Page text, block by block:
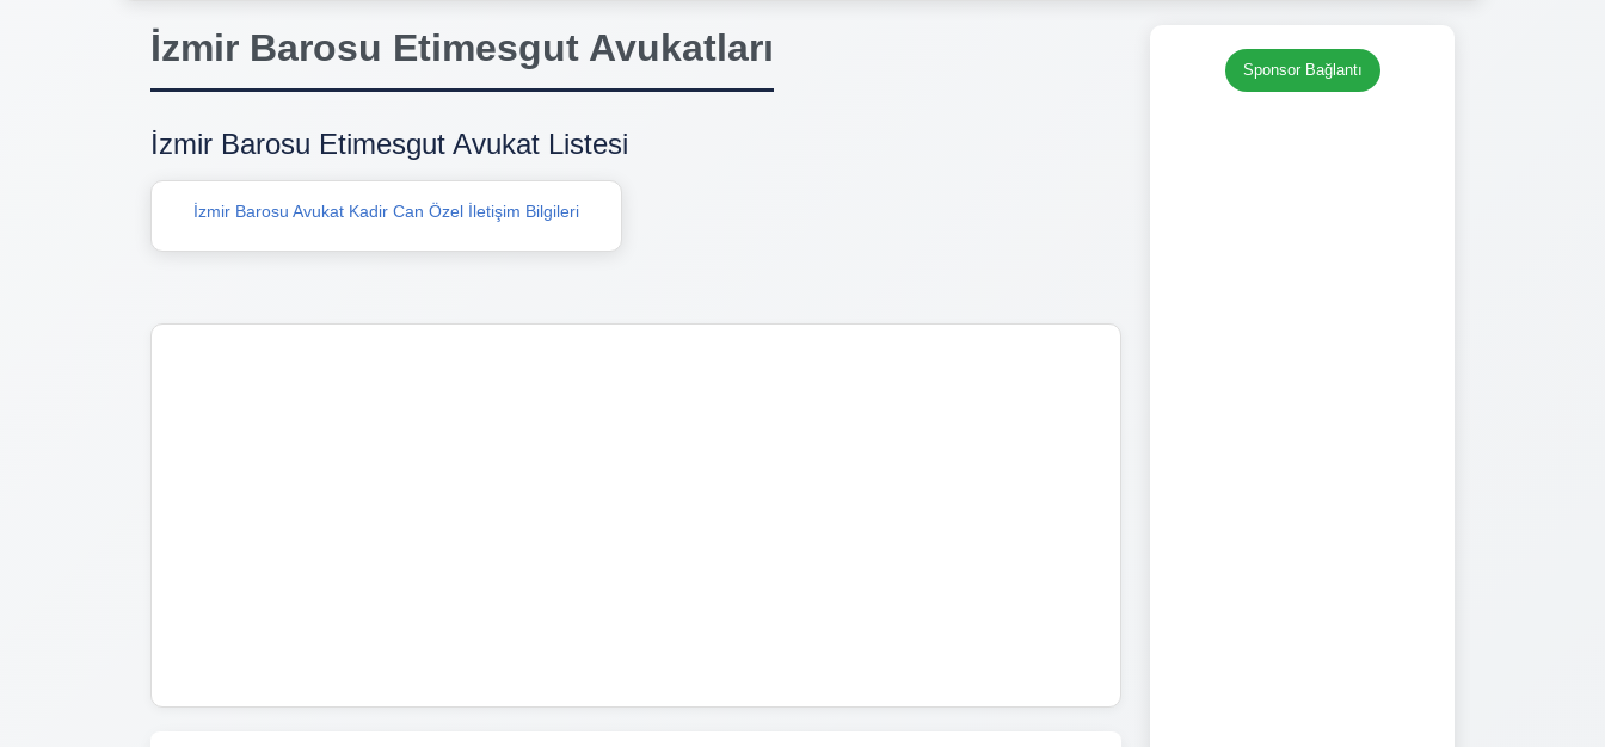
İzmir Barosu Etimesgut Avukatları
İzmir Barosu Etimesgut Avukat Listesi
İzmir Barosu Avukat Kadir Can Özel İletişim Bilgileri
Sponsor Bağlantı